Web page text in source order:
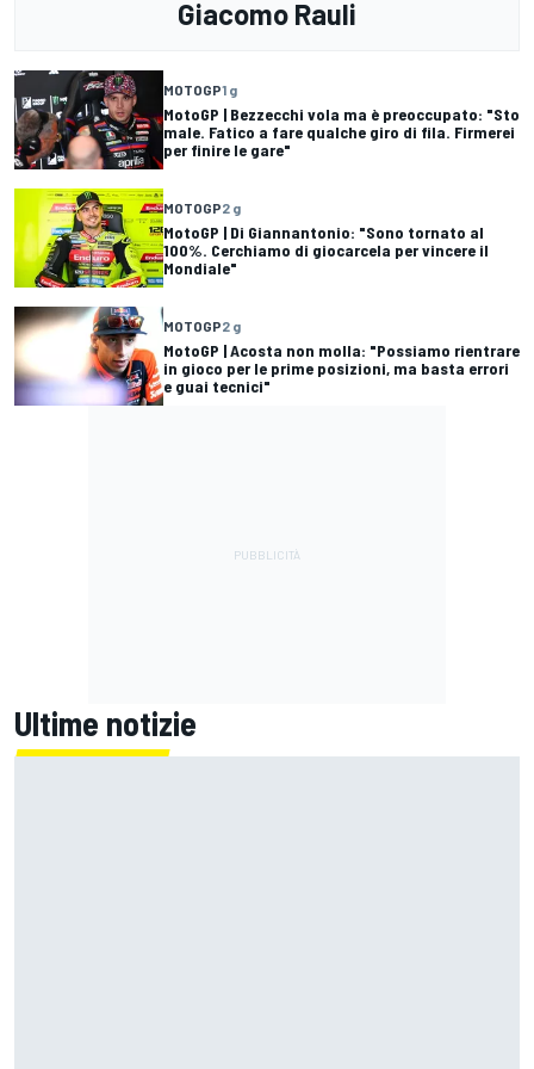
Giacomo Rauli
MOTOGP1 g
MotoGP | Bezzecchi vola ma è preoccupato: "Sto
male. Fatico a fare qualche giro di fila. Firmerei
per finire le gare"
MOTOGP2 g
MotoGP | Di Giannantonio: "Sono tornato al
100%. Cerchiamo di giocarcela per vincere il
Mondiale"
MOTOGP2 g
MotoGP | Acosta non molla: "Possiamo rientrare
in gioco per le prime posizioni, ma basta errori
e guai tecnici"
Ultime notizie